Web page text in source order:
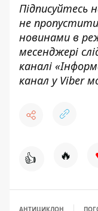
Підписуйтесь
не
новинами в
месенджері
каналі «
канал у Viber
👍 🔥
АНТИЦИКЛОН